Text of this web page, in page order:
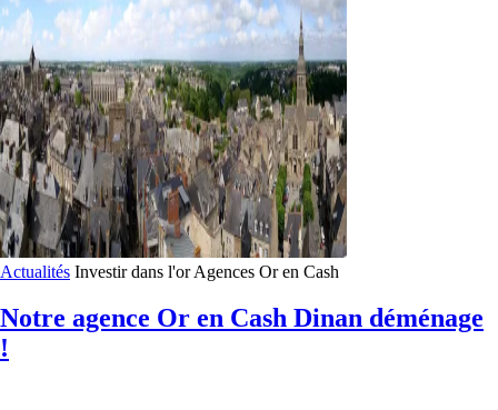
Actualités Investir dans l'or Agences Or en Cash
Notre agence Or en Cash Dinan déménage
!